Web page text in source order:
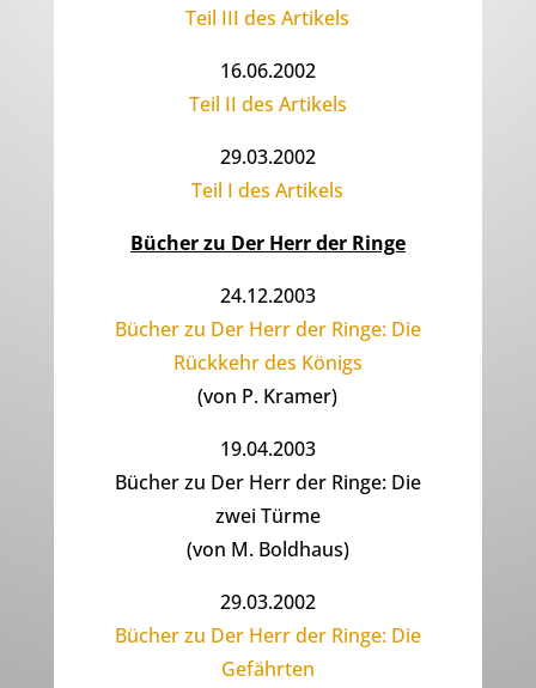
Teil III des Artikels
16.06.2002
Teil II des Artikels
29.03.2002
Teil I des Artikels
Bücher zu Der Herr der Ringe
24.12.2003
Bücher zu Der Herr der Ringe: Die
Rückkehr des Königs
(von P. Kramer)
19.04.2003
Bücher zu Der Herr der Ringe: Die
zwei Türme
(von M. Boldhaus)
29.03.2002
Bücher zu Der Herr der Ringe: Die
Gefährten